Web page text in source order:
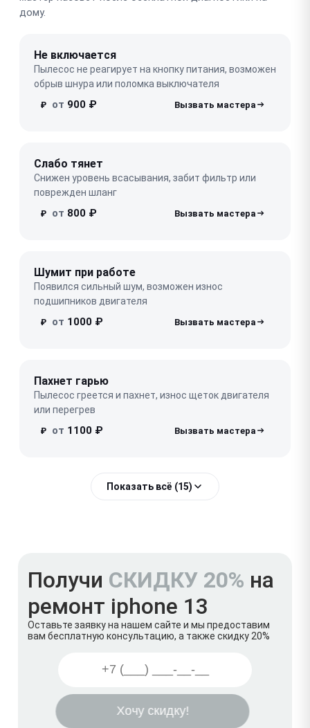
дому.
Не включается
Пылесос не реагирует на кнопку питания, возможен
обрыв шнура или поломка выключателя
₽ от 900 ₽
Слабо тянет
Снижен уровень всасывания, забит фильтр или
поврежден шланг
₽ от 800 ₽
Шумит при работе
Появился сильный шум, возможен износ
подшипников двигателя
₽ от 1000 ₽
Пахнет гарью
Пылесос греется и пахнет, износ щеток двигателя
или перегрев
₽ от 1100 ₽
Показать всё (15)
Получи СКИДКУ 20% на
ремонт iphone 13
Оставьте заявку на нашем сайте и мы предоставим
вам бесплатную консультацию, а также скидку 20%